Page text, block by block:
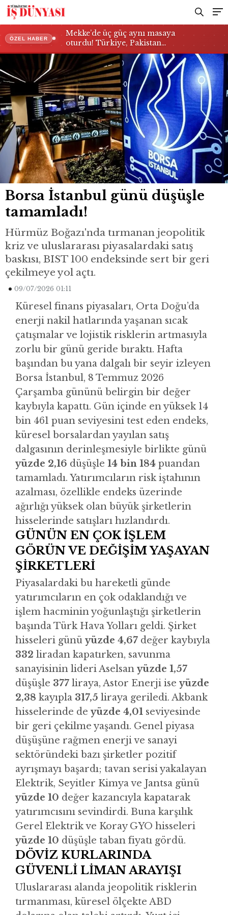
ÖZEL HABER
Mekke’de üç güç aynı masaya
oturdu! Türkiye, Pakistan…
Borsa İstanbul günü düşüşle
tamamladı!
Hürmüz Boğazı'nda tırmanan jeopolitik
kriz ve uluslararası piyasalardaki satış
baskısı, BIST 100 endeksinde sert bir geri
çekilmeye yol açtı.
09/07/2026 01:11
Küresel finans piyasaları, Orta Doğu’da
enerji nakil hatlarında yaşanan sıcak
çatışmalar ve lojistik risklerin artmasıyla
zorlu bir günü geride bıraktı. Hafta
başından bu yana dalgalı bir seyir izleyen
Borsa İstanbul, 8 Temmuz 2026
Çarşamba gününü belirgin bir değer
kaybıyla kapattı. Gün içinde en yüksek 14
bin 461 puan seviyesini test eden endeks,
küresel borsalardan yayılan satış
dalgasının derinleşmesiyle birlikte günü
yüzde 2,16 düşüşle 14 bin 184 puandan
tamamladı. Yatırımcıların risk iştahının
azalması, özellikle endeks üzerinde
ağırlığı yüksek olan büyük şirketlerin
hisselerinde satışları hızlandırdı.
GÜNÜN EN ÇOK İŞLEM
GÖRÜN VE DEĞİŞİM YAŞAYAN
ŞİRKETLERİ
Piyasalardaki bu hareketli günde
yatırımcıların en çok odaklandığı ve
işlem hacminin yoğunlaştığı şirketlerin
başında Türk Hava Yolları geldi. Şirket
hisseleri günü yüzde 4,67 değer kaybıyla
332 liradan kapatırken, savunma
sanayisinin lideri Aselsan yüzde 1,57
düşüşle 377 liraya, Astor Enerji ise yüzde
2,38 kayıpla 317,5 liraya geriledi. Akbank
hisselerinde de yüzde 4,01 seviyesinde
bir geri çekilme yaşandı. Genel piyasa
düşüşüne rağmen enerji ve sanayi
sektöründeki bazı şirketler pozitif
ayrışmayı başardı; tavan serisi yakalayan
Elektrik, Seyitler Kimya ve Jantsa günü
yüzde 10 değer kazancıyla kapatarak
yatırımcısını sevindirdi. Buna karşılık
Gerel Elektrik ve Koray GYO hisseleri
yüzde 10 düşüşle taban fiyatı gördü.
DÖVİZ KURLARINDA
GÜVENLİ LİMAN ARAYIŞI
Uluslararası alanda jeopolitik risklerin
tırmanması, küresel ölçekte ABD